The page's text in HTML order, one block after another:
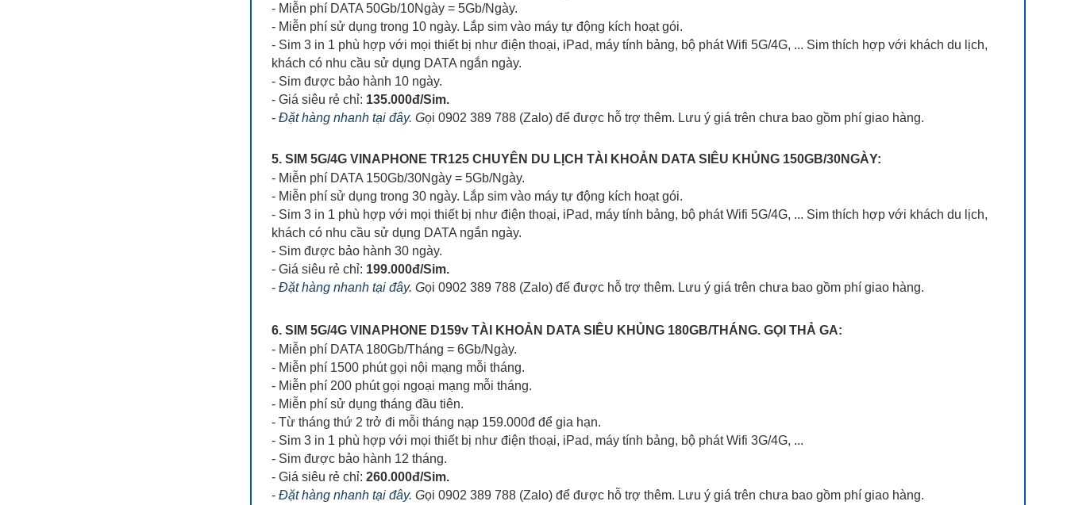
- Miễn phí DATA 50Gb/10Ngày = 5Gb/Ngày.
- Miễn phí sử dụng trong 10 ngày. Lắp sim vào máy tự động kích hoạt gói.
- Sim 3 in 1 phù hợp với mọi thiết bị như điện thoại, iPad, máy tính bảng, bộ phát Wifi 5G/4G, ... Sim thích hợp với khách du lịch,
khách có nhu cầu sử dụng DATA ngắn ngày.
- Sim được bảo hành 10 ngày.
- Giá siêu rẻ chỉ: 135.000đ/Sim.
- Đặt hàng nhanh tại đây. Gọi 0902 389 788 (Zalo) để được hỗ trợ thêm. Lưu ý giá trên chưa bao gồm phí giao hàng.
5. SIM 5G/4G VINAPHONE TR125 CHUYÊN DU LỊCH TÀI KHOẢN DATA SIÊU KHỦNG 150GB/30NGÀY:
- Miễn phí DATA 150Gb/30Ngày = 5Gb/Ngày.
- Miễn phí sử dụng trong 30 ngày. Lắp sim vào máy tự động kích hoạt gói.
- Sim 3 in 1 phù hợp với mọi thiết bị như điện thoại, iPad, máy tính bảng, bộ phát Wifi 5G/4G, ... Sim thích hợp với khách du lịch,
khách có nhu cầu sử dụng DATA ngắn ngày.
- Sim được bảo hành 30 ngày.
- Giá siêu rẻ chỉ: 199.000đ/Sim.
- Đặt hàng nhanh tại đây. Gọi 0902 389 788 (Zalo) để được hỗ trợ thêm. Lưu ý giá trên chưa bao gồm phí giao hàng.
6. SIM 5G/4G VINAPHONE D159v TÀI KHOẢN DATA SIÊU KHỦNG 180GB/THÁNG. GỌI THẢ GA:
- Miễn phí DATA 180Gb/Tháng = 6Gb/Ngày.
- Miễn phí 1500 phút gọi nội mạng mỗi tháng.
- Miễn phí 200 phút gọi ngoại mạng mỗi tháng.
- Miễn phí sử dụng tháng đầu tiên.
- Từ tháng thứ 2 trở đi mỗi tháng nạp 159.000đ để gia hạn.
- Sim 3 in 1 phù hợp với mọi thiết bị như điện thoại, iPad, máy tính bảng, bộ phát Wifi 3G/4G, ...
- Sim được bảo hành 12 tháng.
- Giá siêu rẻ chỉ: 260.000đ/Sim.
- Đặt hàng nhanh tại đây. Gọi 0902 389 788 (Zalo) để được hỗ trợ thêm. Lưu ý giá trên chưa bao gồm phí giao hàng.